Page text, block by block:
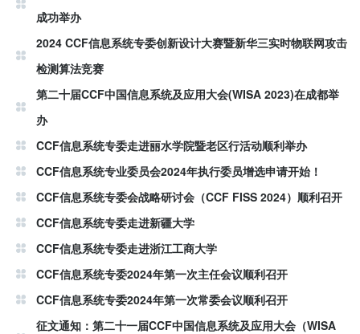
成功举办
2024 CCF信息系统专委创新设计大赛暨新华三实时物联网攻击
检测算法竞赛
第二十届CCF中国信息系统及应用大会(WISA 2023)在成都举
办
CCF信息系统专委走进丽水学院暨老区行活动顺利举办
CCF信息系统专业委员会2024年执行委员增选申请开始！
CCF信息系统专委会战略研讨会（CCF FISS 2024）顺利召开
CCF信息系统专委走进新疆大学
CCF信息系统专委走进浙江工商大学
CCF信息系统专委2024年第一次主任会议顺利召开
CCF信息系统专委2024年第一次常委会议顺利召开
征文通知：第二十一届CCF中国信息系统及应用大会（WISA